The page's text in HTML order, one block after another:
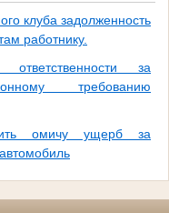
клуба задолженность
работнику.
за
требованию
омичу ущерб за